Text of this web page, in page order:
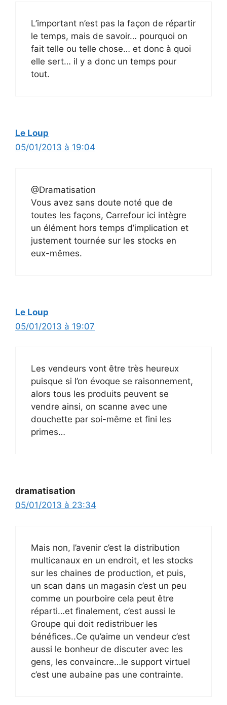
L’important n’est pas la façon de répartir
le temps, mais de savoir… pourquoi on
fait telle ou telle chose… et donc à quoi
elle sert… il y a donc un temps pour
tout.
Le Loup
05/01/2013 à 19:04
@Dramatisation
Vous avez sans doute noté que de
toutes les façons, Carrefour ici intègre
un élément hors temps d’implication et
justement tournée sur les stocks en
eux-mêmes.
Le Loup
05/01/2013 à 19:07
Les vendeurs vont être très heureux
puisque si l’on évoque se raisonnement,
alors tous les produits peuvent se
vendre ainsi, on scanne avec une
douchette par soi-même et fini les
primes…
dramatisation
05/01/2013 à 23:34
Mais non, l’avenir c’est la distribution
multicanaux en un endroit, et les stocks
sur les chaines de production, et puis,
un scan dans un magasin c’est un peu
comme un pourboire cela peut être
réparti…et finalement, c’est aussi le
Groupe qui doit redistribuer les
bénéfices..Ce qu’aime un vendeur c’est
aussi le bonheur de discuter avec les
gens, les convaincre…le support virtuel
c’est une aubaine pas une contrainte.